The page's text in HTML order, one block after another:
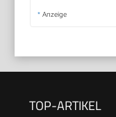
* Anzeige
TOP-ARTIKEL